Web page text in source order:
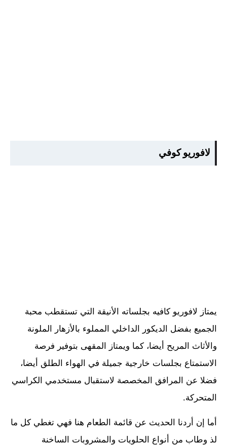
لافوريو كوفي
يمتاز لافوريو كافيه بجلساته الأنيقة التي تستقطب محبة
الجميع بفضل الديكور الداخلي المملوء بالأزهار الملونة
والأثاث المريح أيضا، كما ويمتاز المقهى بتوفير فرصة
الاستمتاع بجلسات خارجية جميلة في الهواء الطلق أيضا،
فضلا عن المرافق المخصصة لاستقبال مستخدمي الكراسي
المتحركة.
أما إن أردنا الحديث عن قائمة الطعام هنا فهي تغطي كل ما
لذ وطاب من أنواع الحلويات والمشروبات الساخنة